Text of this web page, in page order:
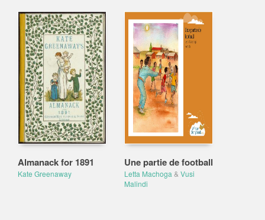
Almanack for 1891
Kate Greenaway
Une partie de football
Letta Machoga & Vusi
Malindi